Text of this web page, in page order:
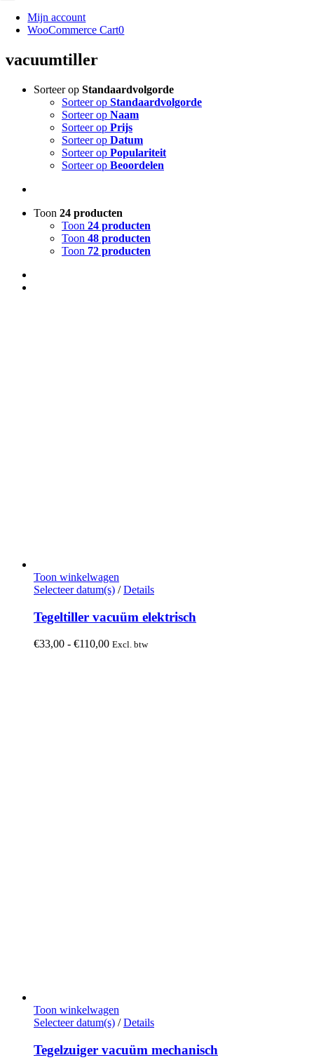
Mijn account
WooCommerce Cart0
vacuumtiller
Sorteer op Standaardvolgorde
Sorteer op Standaardvolgorde
Sorteer op Naam
Sorteer op Prijs
Sorteer op Datum
Sorteer op Populariteit
Sorteer op Beoordelen
Toon 24 producten
Toon 24 producten
Toon 48 producten
Toon 72 producten
Toon winkelwagen
Selecteer datum(s) Dit
heeft
meerdere
variaties.
/ Details
Tegeltiller vacuüm elektrisch
€33,00 - €110,00Prijsklasse:
Excl. btw
Toon winkelwagen
Selecteer datum(s) Dit
heeft
/ Details
Tegelzuiger vacuüm mechanisch